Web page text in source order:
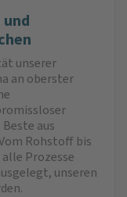
unserer
an oberster
aus
Rohstoff bis
Prozesse
unseren